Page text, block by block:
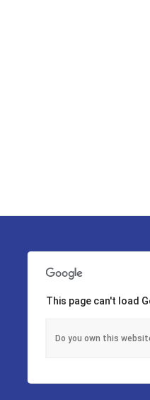
This page can't load
Do you own this